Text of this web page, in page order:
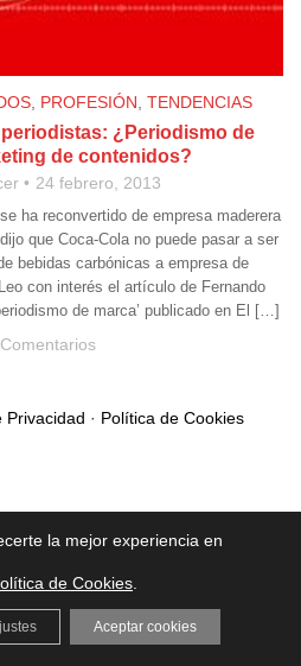
, PROFESIÓN TENDENCIAS
¿Periodismo de
de contenidos?
24 febrero, 2013
ha reconvertido de empresa maderera
que Coca-Cola no puede pasar a ser
bebidas carbónicas a empresa de
con interés el artículo de Fernando
de marca’ publicado en El […]
Privacidad · Política de Cookies
la mejor experiencia en
de Cookies
Aceptar cookies